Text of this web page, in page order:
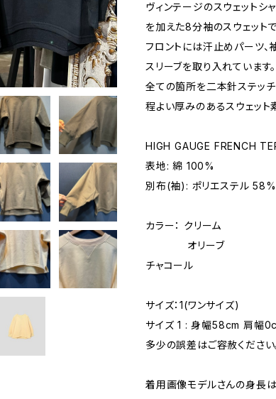
ヴィンテージのスウェットシ
を加えた8分袖のスウェットで
フロントには汗止めパーツ
スリーブを取り入れています。
全ての箇所を二本針ステッ
程よい厚みのあるスウェッ
HIGH GAUGE FRENCH
表地: 綿 100%
別布(袖): ポリエステル
カラー： クリーム
オリーブ
チャコール
サイズ：1(ワンサイズ)
サイズ 1 : 身幅58cm 肩幅
多少の誤差はご容赦ください
着用画像モデルさんの身長